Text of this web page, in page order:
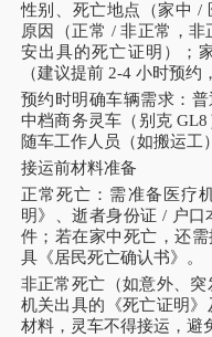
性别、死亡地点（家中 /
原因（正常 / 非正常，
安出具的死亡证明）；
（建议提前 2-4 小时预约
预约时明确车辆需求：普
中档商务灵车（别克
随车工作人员（如搬运工
接运前材料准备
正常死亡：需准备医疗
明》、逝者身份证 / 户
件；若在家中死亡，还
具《居民死亡确认书》。
非正常死亡（如意外、
机关出具的《死亡证明
材料，灵车不得接运，避